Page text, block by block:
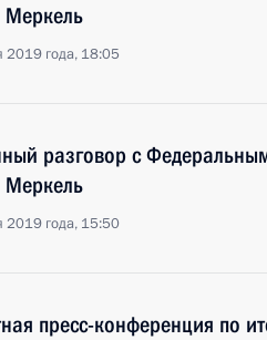
Меркель
2019 года, 18:05
разговор с
Меркель
2019 года, 15:50
пресс-конференция по